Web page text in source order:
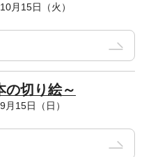
月15日（火）
の切り絵～
15日（日）